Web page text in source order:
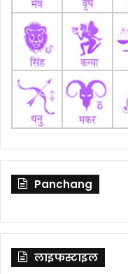
Panchang
लाइफस्टाइल